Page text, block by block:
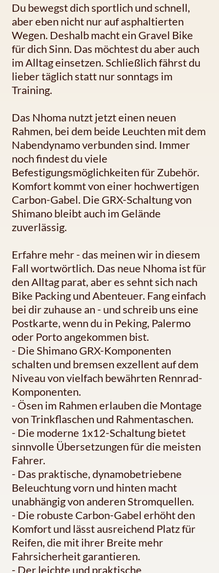
Du bewegst dich sportlich und schnell,
aber eben nicht nur auf asphaltierten
Wegen. Deshalb macht ein Gravel Bike
für dich Sinn. Das möchtest du aber auch
im Alltag einsetzen. Schließlich fährst du
lieber täglich statt nur sonntags im
Training.
Das Nhoma nutzt jetzt einen neuen
Rahmen, bei dem beide Leuchten mit dem
Nabendynamo verbunden sind. Immer
noch findest du viele
Befestigungsmöglichkeiten für Zubehör.
Komfort kommt von einer hochwertigen
Carbon-Gabel. Die GRX-Schaltung von
Shimano bleibt auch im Gelände
zuverlässig.
Erfahre mehr - das meinen wir in diesem
Fall wortwörtlich. Das neue Nhoma ist für
den Alltag parat, aber es sehnt sich nach
Bike Packing und Abenteuer. Fang einfach
bei dir zuhause an - und schreib uns eine
Postkarte, wenn du in Peking, Palermo
oder Porto angekommen bist.
- Die Shimano GRX-Komponenten
schalten und bremsen exzellent auf dem
Niveau von vielfach bewährten Rennrad-
Komponenten.
- Ösen im Rahmen erlauben die Montage
von Trinkflaschen und Rahmentaschen.
- Die moderne 1x12-Schaltung bietet
sinnvolle Übersetzungen für die meisten
Fahrer.
- Das praktische, dynamobetriebene
Beleuchtung vorn und hinten macht
unabhängig von anderen Stromquellen.
- Die robuste Carbon-Gabel erhöht den
Komfort und lässt ausreichend Platz für
Reifen, die mit ihrer Breite mehr
Fahrsicherheit garantieren.
- Der leichte und praktische